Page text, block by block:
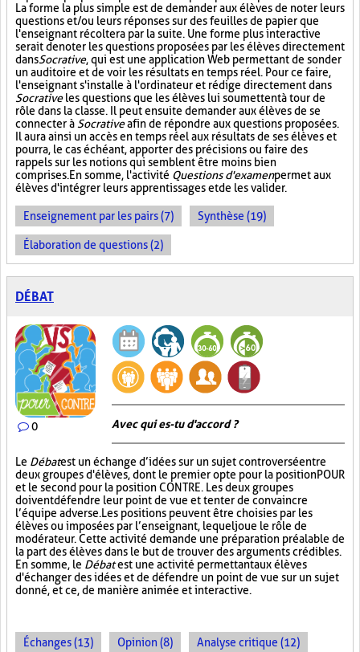
La forme la plus simple est de demander aux élèves de noter leurs
questions et/ou leurs réponses sur des feuilles de papier que
l'enseignant récoltera par la suite. Une forme plus interactive
serait de noter les questions proposées par les élèves directement
dansSocrative, qui est une application Web permettant de sonder
un auditoire et de voir les résultats en temps réel. Pour ce faire,
l'enseignant s'installe à l'ordinateur et rédige directement dans
Socrativeles questions que les élèves lui soumettent à tour de
rôle dans la classe. Il peut ensuite demander aux élèves de se
connecter à Socrativeafin de répondre aux questions proposées.
Il aura ainsi un accès en temps réel aux résultats de ses élèves et
pourra, le cas échéant, apporter des précisions ou faire des
rappels sur les notions qui semblent être moins bien
comprises. En somme, l'activité Questions d'examenpermet aux
élèves d'intégrer leurs apprentissages et de les valider.
Enseignement par les pairs (7) Synthèse (19)
Élaboration de questions (2)
DÉBAT
0 Avec qui es-tu d'accord ?
Le Débatest un échange d’idées sur un sujet controversé entre
deux groupes d'élèves, dont le premier opte pour la position POUR
et le second pour la position CONTRE. Les deux groupes
doivent défendre leur point de vue et tenter de convaincre
l’équipe adverse. Les positions peuvent être choisies par les
élèves ou imposées par l’enseignant, lequel joue le rôle de
modérateur. Cette activité demande une préparation préalable de
la part des élèves dans le but de trouver des arguments crédibles.
En somme, le Débatest une activité permettant aux élèves
d'échanger des idées et de défendre un point de vue sur un sujet
donné, et ce, de manière animée et interactive.
Échanges (13) Opinion (8) Analyse critique (12)